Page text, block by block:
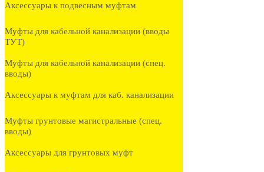
Аксессуары к подвесным муфтам
Муфты для кабельной канализации (вводы
ТУТ)
Муфты для кабельной канализации (спец.
вводы)
Аксессуары к муфтам для каб. канализации
Муфты грунтовые магистральные (спец.
вводы)
Аксессуары для грунтовых муфт